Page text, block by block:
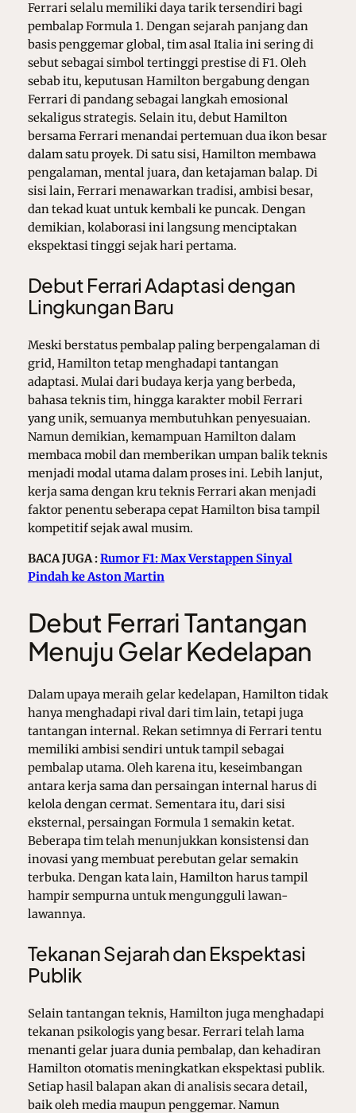
Ferrari selalu memiliki daya tarik tersendiri bagi
pembalap Formula 1. Dengan sejarah panjang dan
basis penggemar global, tim asal Italia ini sering di
sebut sebagai simbol tertinggi prestise di F1. Oleh
sebab itu, keputusan Hamilton bergabung dengan
Ferrari di pandang sebagai langkah emosional
sekaligus strategis. Selain itu, debut Hamilton
bersama Ferrari menandai pertemuan dua ikon besar
dalam satu proyek. Di satu sisi, Hamilton membawa
pengalaman, mental juara, dan ketajaman balap. Di
sisi lain, Ferrari menawarkan tradisi, ambisi besar,
dan tekad kuat untuk kembali ke puncak. Dengan
demikian, kolaborasi ini langsung menciptakan
ekspektasi tinggi sejak hari pertama.
Debut Ferrari Adaptasi dengan
Lingkungan Baru
Meski berstatus pembalap paling berpengalaman di
grid, Hamilton tetap menghadapi tantangan
adaptasi. Mulai dari budaya kerja yang berbeda,
bahasa teknis tim, hingga karakter mobil Ferrari
yang unik, semuanya membutuhkan penyesuaian.
Namun demikian, kemampuan Hamilton dalam
membaca mobil dan memberikan umpan balik teknis
menjadi modal utama dalam proses ini. Lebih lanjut,
kerja sama dengan kru teknis Ferrari akan menjadi
faktor penentu seberapa cepat Hamilton bisa tampil
kompetitif sejak awal musim.
BACA JUGA :Rumor F1: Max Verstappen Sinyal
Pindah ke Aston Martin
Debut Ferrari Tantangan
Menuju Gelar Kedelapan
Dalam upaya meraih gelar kedelapan, Hamilton tidak
hanya menghadapi rival dari tim lain, tetapi juga
tantangan internal. Rekan setimnya di Ferrari tentu
memiliki ambisi sendiri untuk tampil sebagai
pembalap utama. Oleh karena itu, keseimbangan
antara kerja sama dan persaingan internal harus di
kelola dengan cermat. Sementara itu, dari sisi
eksternal, persaingan Formula 1 semakin ketat.
Beberapa tim telah menunjukkan konsistensi dan
inovasi yang membuat perebutan gelar semakin
terbuka. Dengan kata lain, Hamilton harus tampil
hampir sempurna untuk mengungguli lawan-
lawannya.
Tekanan Sejarah dan Ekspektasi
Publik
Selain tantangan teknis, Hamilton juga menghadapi
tekanan psikologis yang besar. Ferrari telah lama
menanti gelar juara dunia pembalap, dan kehadiran
Hamilton otomatis meningkatkan ekspektasi publik.
Setiap hasil balapan akan di analisis secara detail,
baik oleh media maupun penggemar. Namun